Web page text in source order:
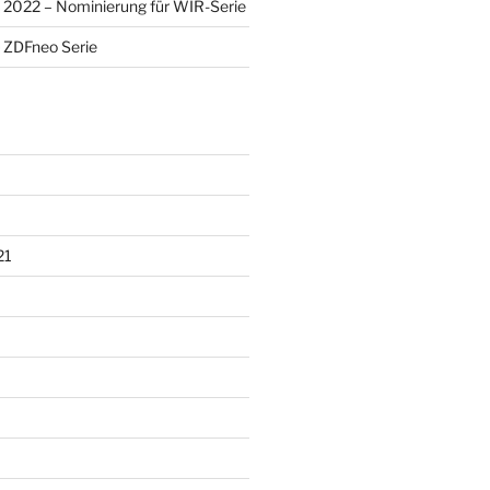
– Nominierung für WIR-Serie
Serie